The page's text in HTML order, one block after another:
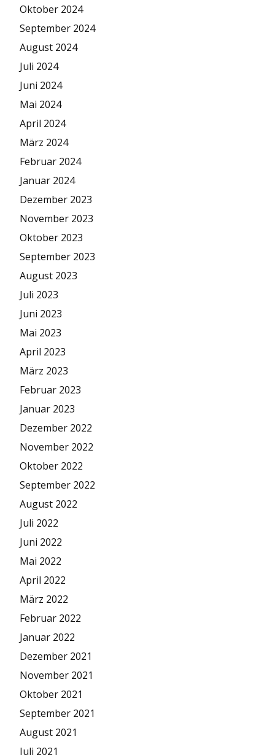
Oktober 2024
September 2024
August 2024
Juli 2024
Juni 2024
Mai 2024
April 2024
März 2024
Februar 2024
Januar 2024
Dezember 2023
November 2023
Oktober 2023
September 2023
August 2023
Juli 2023
Juni 2023
Mai 2023
April 2023
März 2023
Februar 2023
Januar 2023
Dezember 2022
November 2022
Oktober 2022
September 2022
August 2022
Juli 2022
Juni 2022
Mai 2022
April 2022
März 2022
Februar 2022
Januar 2022
Dezember 2021
November 2021
Oktober 2021
September 2021
August 2021
Juli 2021